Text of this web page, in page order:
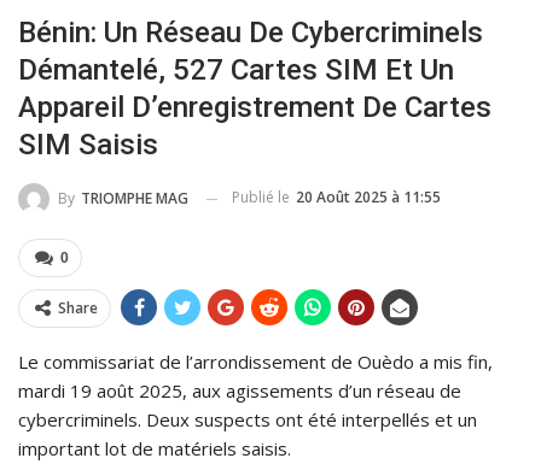
Bénin: Un Réseau De Cybercriminels
Démantelé, 527 Cartes SIM Et Un
Appareil D’enregistrement De Cartes
SIM Saisis
By TRIOMPHE MAG Publié le 20 Août 2025 à 11:55
0
Share
Le commissariat de l’arrondissement de Ouèdo a mis fin,
mardi 19 août 2025, aux agissements d’un réseau de
cybercriminels. Deux suspects ont été interpellés et un
important lot de matériels saisis.